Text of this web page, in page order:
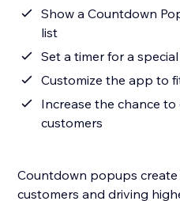
Show a Countdown
list
Set a timer for a
Customize the app to
Increase the chance
customers
Countdown popups
customers and driving